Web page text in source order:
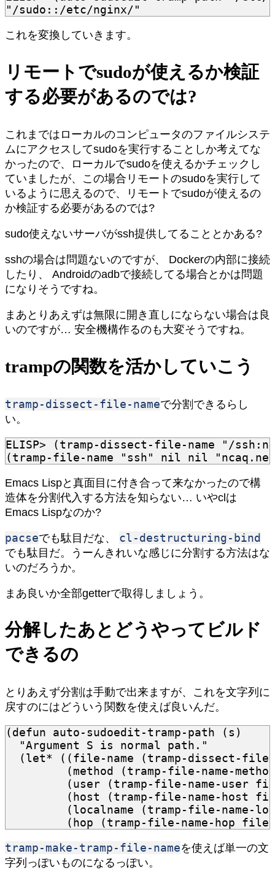
"/sudo::/etc/nginx/"
これを変換していきます。
リモートでsudoが使えるか検証
する必要があるのでは?
これまではローカルのコンピュータのファイルシステ
ムにアクセスしてsudoを実行することしか考えてな
かったので、ローカルでsudoを使えるかチェックし
ていましたが、この場合リモートのsudoを実行して
いるように思えるので、リモートでsudoが使えるの
か検証する必要があるのでは?
sudo使えないサーバがssh提供してることとかある?
sshの場合は問題ないのですが、 Dockerの内部に接続
したり、 Androidのadbで接続してる場合とかは問題
になりそうですね。
まあとりあえずは無限に開き直しにならない場合は良
いのですが… 安全機構作るのも大変そうですね。
trampの関数を活かしていこう
tramp-dissect-file-nameで分割できるらし
い。
ELISP> (tramp-dissect-file-name
"/
(tramp-file-name "ssh" nil nil
Emacs Lispと真面目に付き合って来なかったので構
造体を分割代入する方法を知らない… いやclは
Emacs Lispなのか?
pacseでも駄目だな、 cl-destructuring-bind
でも駄目だ。うーんきれいな感じに分割する方法はな
いのだろうか。
まあ良いか全部getterで取得しましょう。
分解したあとどうやってビルド
できるの
とりあえず分割は手動で出来ますが、これを文字列に
戻すのにはどういう関数を使えば良いんだ。
(defun auto-sudoedit-tramp-path (s )
"Argument S is normal path."
(let* ((file-name (tramp-dissect-file-
(method (tramp-file-name-method
(user (tramp-file-name-user
( host (tramp-file-name-host
(localname (tramp-file-name-
( hop (tramp-file-name-hop
file-
tramp-make-tramp-file-nameを使えば単一の文
字列っぽいものになるっぽい。